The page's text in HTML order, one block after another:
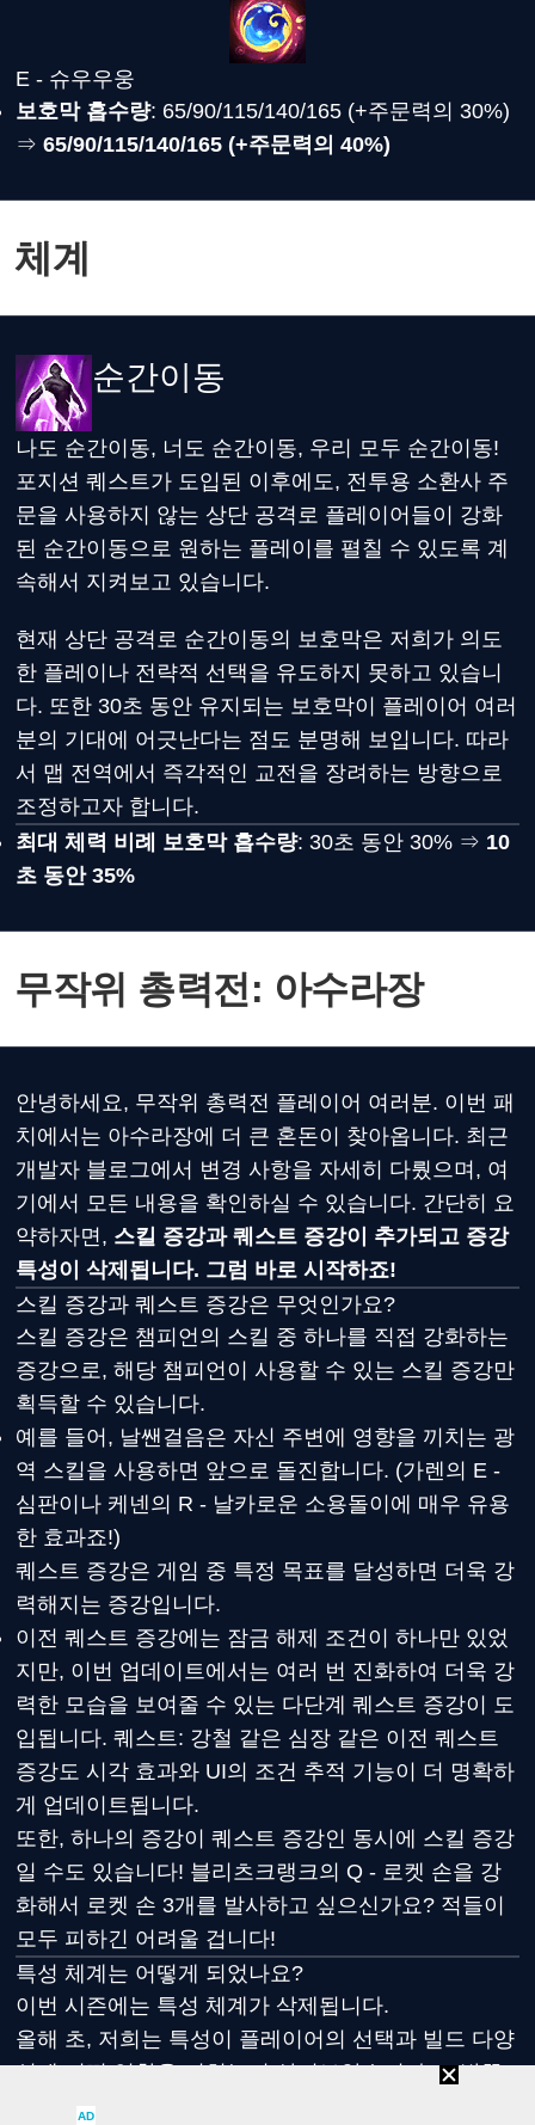
E - 슈우우웅
보호막 흡수량: 65/90/115/140/165 (+주문력의 30%)
⇒ 65/90/115/140/165 (+주문력의 40%)
체계
순간이동
나도 순간이동, 너도 순간이동, 우리 모두 순간이동!
포지션 퀘스트가 도입된 이후에도, 전투용 소환사 주
문을 사용하지 않는 상단 공격로 플레이어들이 강화
된 순간이동으로 원하는 플레이를 펼칠 수 있도록 계
속해서 지켜보고 있습니다.
현재 상단 공격로 순간이동의 보호막은 저희가 의도
한 플레이나 전략적 선택을 유도하지 못하고 있습니
다. 또한 30초 동안 유지되는 보호막이 플레이어 여러
분의 기대에 어긋난다는 점도 분명해 보입니다. 따라
서 맵 전역에서 즉각적인 교전을 장려하는 방향으로
조정하고자 합니다.
최대 체력 비례 보호막 흡수량: 30초 동안 30% ⇒ 10
초 동안 35%
무작위 총력전: 아수라장
안녕하세요, 무작위 총력전 플레이어 여러분. 이번 패
치에서는 아수라장에 더 큰 혼돈이 찾아옵니다. 최근
개발자 블로그에서 변경 사항을 자세히 다뤘으며, 여
기에서 모든 내용을 확인하실 수 있습니다. 간단히 요
약하자면, 스킬 증강과 퀘스트 증강이 추가되고 증강
특성이 삭제됩니다. 그럼 바로 시작하죠!
스킬 증강과 퀘스트 증강은 무엇인가요?
스킬 증강은 챔피언의 스킬 중 하나를 직접 강화하는
증강으로, 해당 챔피언이 사용할 수 있는 스킬 증강만
획득할 수 있습니다.
예를 들어, 날쌘걸음은 자신 주변에 영향을 끼치는 광
역 스킬을 사용하면 앞으로 돌진합니다. (가렌의 E -
심판이나 케넨의 R - 날카로운 소용돌이에 매우 유용
한 효과죠!)
퀘스트 증강은 게임 중 특정 목표를 달성하면 더욱 강
력해지는 증강입니다.
이전 퀘스트 증강에는 잠금 해제 조건이 하나만 있었
지만, 이번 업데이트에서는 여러 번 진화하여 더욱 강
력한 모습을 보여줄 수 있는 다단계 퀘스트 증강이 도
입됩니다. 퀘스트: 강철 같은 심장 같은 이전 퀘스트
증강도 시각 효과와 UI의 조건 추적 기능이 더 명확하
게 업데이트됩니다.
또한, 하나의 증강이 퀘스트 증강인 동시에 스킬 증강
일 수도 있습니다! 블리츠크랭크의 Q - 로켓 손을 강
화해서 로켓 손 3개를 발사하고 싶으신가요? 적들이
모두 피하긴 어려울 겁니다!
특성 체계는 어떻게 되었나요?
이번 시즌에는 특성 체계가 삭제됩니다.
올해 초, 저희는 특성이 플레이어의 선택과 빌드 다양
성에 어떤 영향을 미치는지 살펴보았습니다. 도박꾼
이나 대마법사 등 일부 특성 효과는 인기가 매우 많았
AD